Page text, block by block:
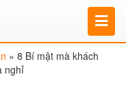
» 8 Bí mật mà khách
nghỉ